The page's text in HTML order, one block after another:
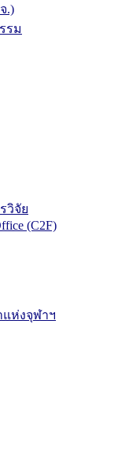
.)
รม
วิจัย
(C2F)
ห่งจุฬาฯ